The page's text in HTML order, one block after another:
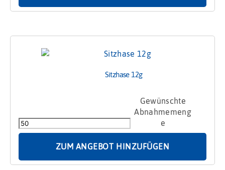
Sitzhase 12g
Menge
ZUM ANGEBOT HINZUFÜGEN